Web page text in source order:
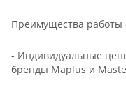
Преимущества работы
- Индивидуальные
бренды Maplus и